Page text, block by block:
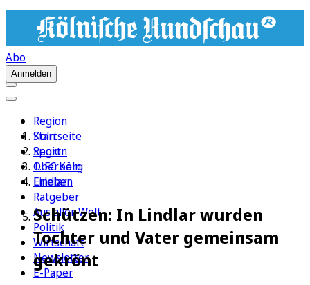
Abo
Anmelden
Region
Köln
Sport
1. FC Köln
Erleben
Ratgeber
Aus aller Welt
Politik
Wirtschaft
Newsletter
E-Paper
Startseite
Region
Oberberg
Lindlar
Schützen: In Lindlar wurden
Tochter und Vater gemeinsam
gekrönt